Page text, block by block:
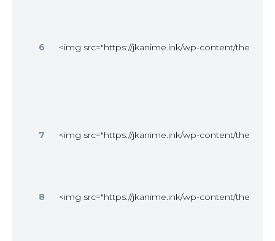
6 <img src="https://jkanime.ink/wp-content/
7 <img src="https://jkanime.ink/wp-content/
8 <img src="https://jkanime.ink/wp-content/